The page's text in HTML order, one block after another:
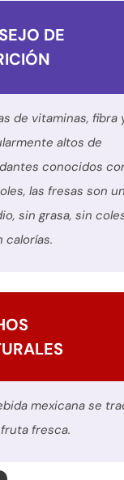
DE
de vitaminas, fibra
altos de
conocidos
las fresas son
sin grasa, sin
calorías.
mexicana se
fresca.